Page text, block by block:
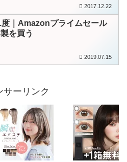
2017.12.22
度｜Amazonプライムセール
を買う
2019.07.15
サーリンク